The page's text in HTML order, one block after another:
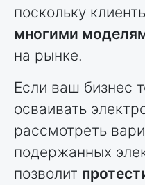
поскольку
многими
на рынке.
Если ваш бизнес
осваивать
рассмотреть
подержанных
позволит